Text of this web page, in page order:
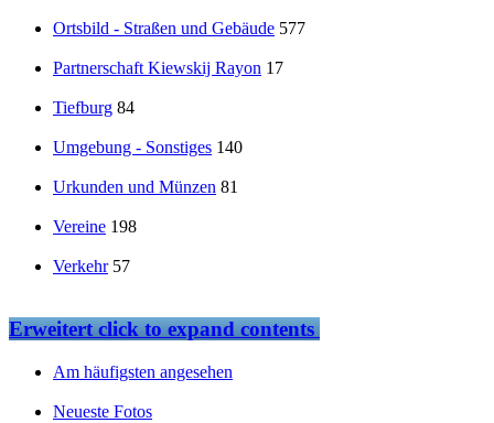
Ortsbild - Straßen und Gebäude 577
Partnerschaft Kiewskij Rayon 17
Tiefburg 84
Umgebung - Sonstiges 140
Urkunden und Münzen 81
Vereine 198
Verkehr 57
Erweitertclick to expand contents
Am häufigsten angesehen
Neueste Fotos